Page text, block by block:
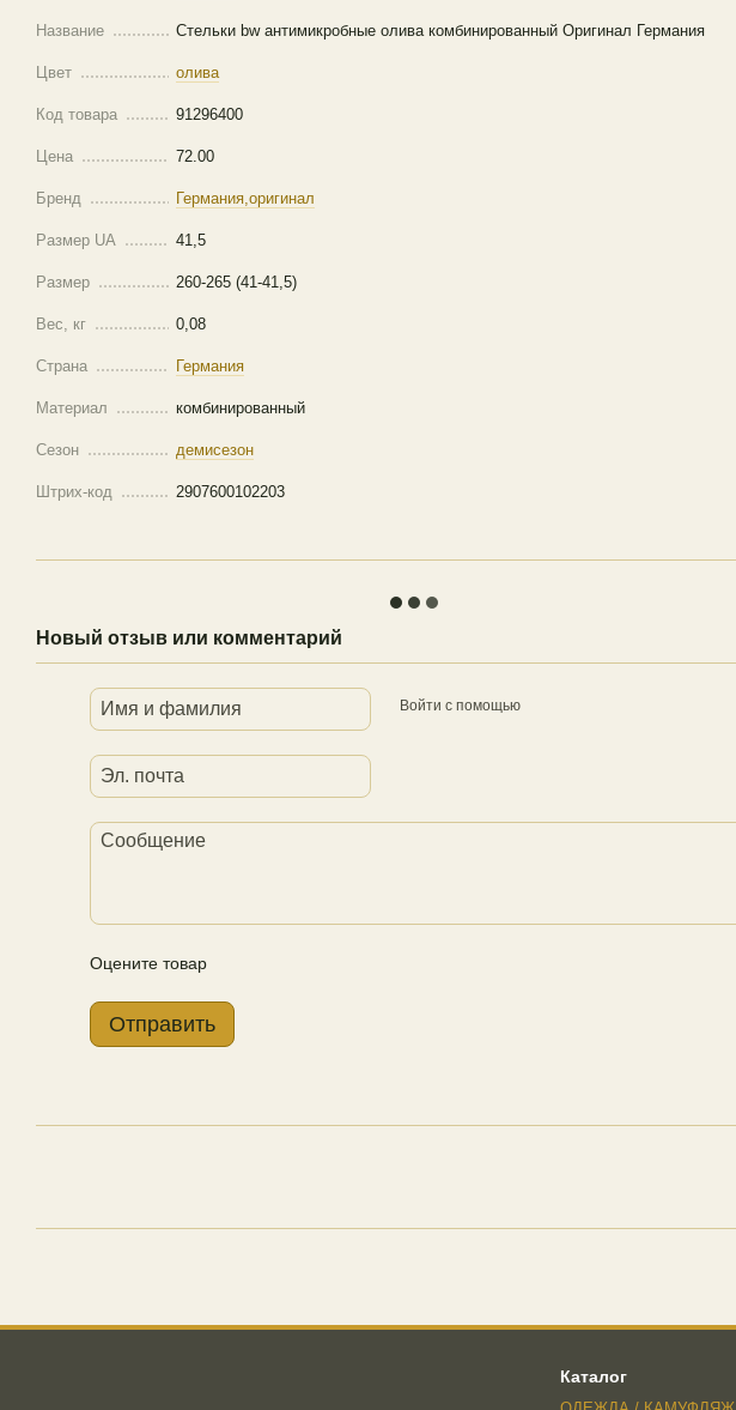
Название Стельки bw антимикробные олива комбинированный Оригинал Германия
Цвет олива
Код товара 91296400
Цена 72.00
Бренд Германия,оригинал
Размер UA 41,5
Размер 260-265 (41-41,5)
Вес, кг 0,08
Страна Германия
Материал комбинированный
Сезон демисезон
Штрих-код 2907600102203
Новый отзыв или комментарий
Войти с помощью
Оцените товар
Отправить
Каталог